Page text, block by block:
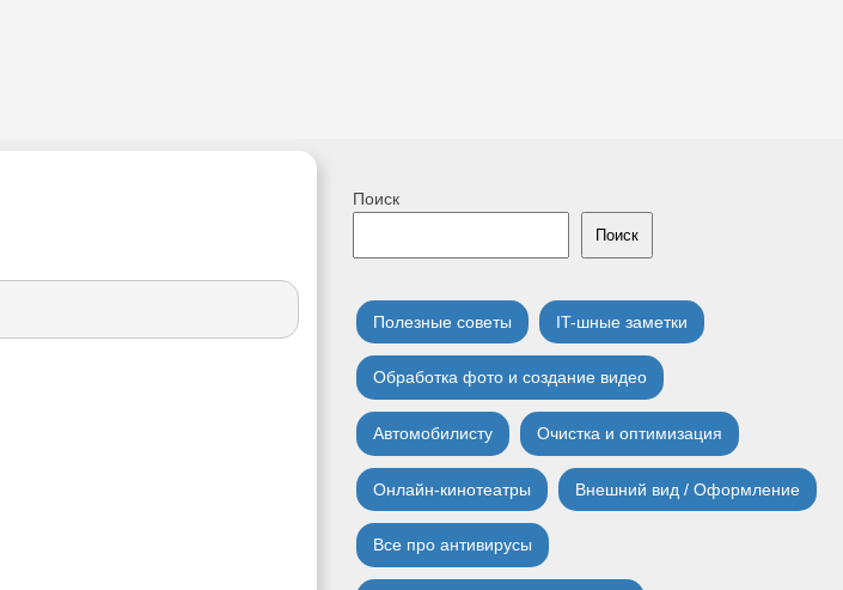
Поиск
Поиск
Полезные советы IT-шные заметки
Обработка фото и создание видео
Автомобилисту Очистка и оптимизация
Онлайн-кинотеатры Внешний вид / Оформление
Все про антивирусы